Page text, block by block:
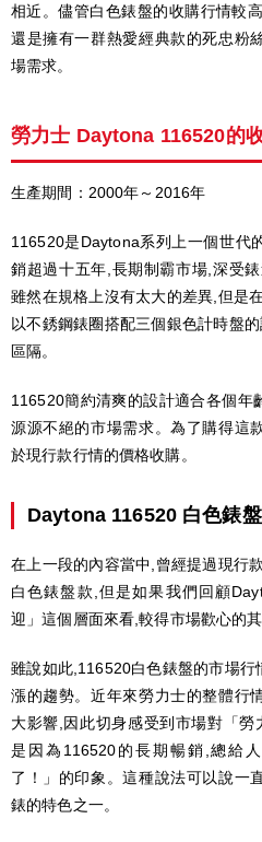
相近。儘管白色錶盤的收購行情較
還是擁有一群熱愛經典款的死忠粉
場需求。
勞力士 Daytona 116520的
生產期間：2000年～2016年
116520是Daytona系列上一個世代
銷超過十五年,長期制霸市場,深受
雖然在規格上沒有太大的差異,但是
以不銹鋼錶圈搭配三個銀色計時盤
區隔。
116520簡約清爽的設計適合各個年
源源不絕的市場需求。為了購得這
於現行款行情的價格收購。
Daytona 116520 白色錶
在上一段的內容當中,曾經提過現行
白色錶盤款,但是如果我們回顧
迎」這個層面來看,較得市場歡心的其
雖說如此,116520白色錶盤的市場
漲的趨勢。近年來勞力士的整體行
大影響,因此切身感受到市場對「
是因為116520的長期暢銷,總給
了！」的印象。這種說法可以說一
錶的特色之一。